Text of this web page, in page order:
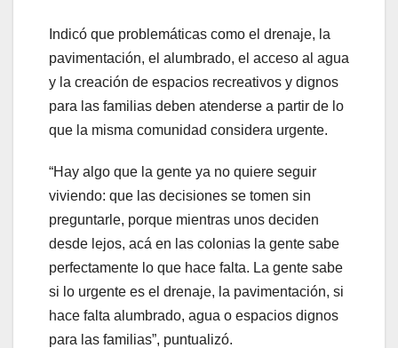
Indicó que problemáticas como el drenaje, la
pavimentación, el alumbrado, el acceso al agua
y la creación de espacios recreativos y dignos
para las familias deben atenderse a partir de lo
que la misma comunidad considera urgente.
“Hay algo que la gente ya no quiere seguir
viviendo: que las decisiones se tomen sin
preguntarle, porque mientras unos deciden
desde lejos, acá en las colonias la gente sabe
perfectamente lo que hace falta. La gente sabe
si lo urgente es el drenaje, la pavimentación, si
hace falta alumbrado, agua o espacios dignos
para las familias”, puntualizó.